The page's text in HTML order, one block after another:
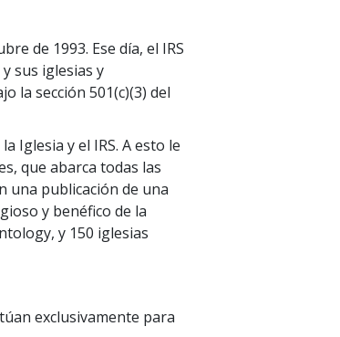
de 1993. Ese día, el IRS
sus iglesias y
la sección 501(c)(3) del
Iglesia y el IRS. A esto le
que abarca todas las
una publicación de una
y benéfico de la
y 150 iglesias
exclusivamente para